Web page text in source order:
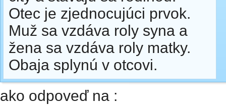
Otec je zjednocujúci prvok.
Muž sa vzdáva roly syna a
žena sa vzdáva roly matky.
Obaja splynú v otcovi.
ako odpoveď na :